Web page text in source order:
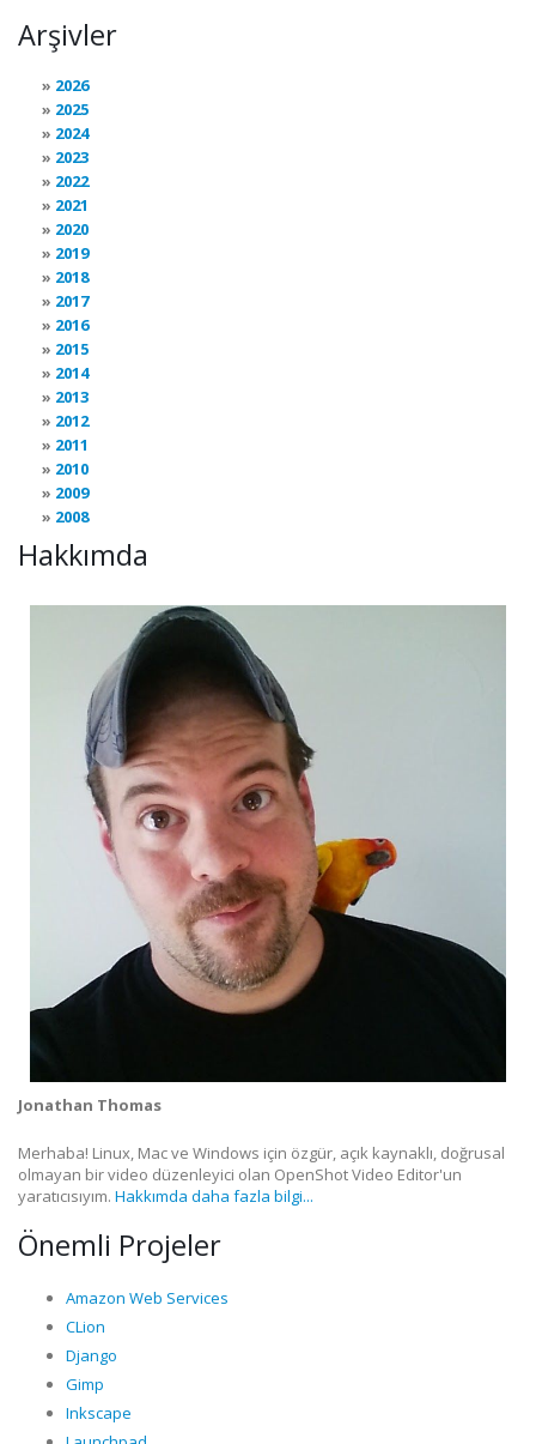
Arşivler
2026
2025
2024
2023
2022
2021
2020
2019
2018
2017
2016
2015
2014
2013
2012
2011
2010
2009
2008
Hakkımda
Jonathan Thomas
Merhaba! Linux, Mac ve Windows için özgür, açık kaynaklı, doğrusal
olmayan bir video düzenleyici olan OpenShot Video Editor'un
yaratıcısıyım. Hakkımda daha fazla bilgi...
Önemli Projeler
Amazon Web Services
CLion
Django
Gimp
Inkscape